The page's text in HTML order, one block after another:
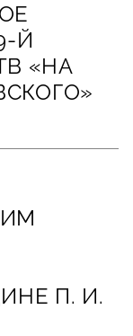
Й
«НА
П. И.